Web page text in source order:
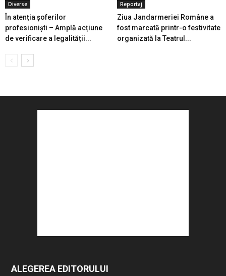
Diverse
În atenția șoferilor
profesioniști – Amplă acțiune
de verificare a legalității...
Reportaj
Ziua Jandarmeriei Române a
fost marcată printr-o festivitate
organizată la Teatrul...
ALEGEREA EDITORULUI